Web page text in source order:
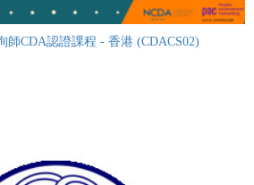
師CDA認證課程 - 香港 (CDACS02)